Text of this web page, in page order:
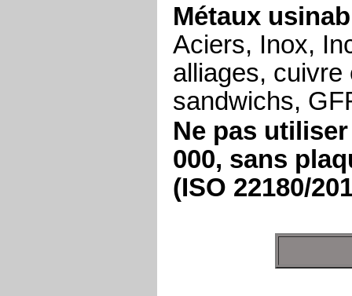
Métaux
Aciers, Inox,
alliages,
sandwichs,
Ne pas
000, sans
(ISO 22180/